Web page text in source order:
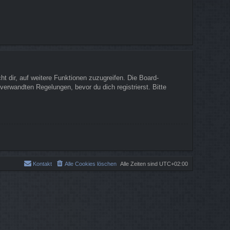
dir, auf weitere Funktionen zuzugreifen. Die Board-
Regelungen, bevor du dich registrierst. Bitte
Alle Zeiten sind UTC+02:00
Alle Cookies löschen
Kontakt